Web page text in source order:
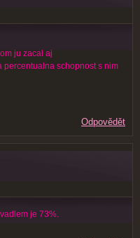
ju zacal aj
percentualna schopnost s nim
Odpovědět
je 73%.